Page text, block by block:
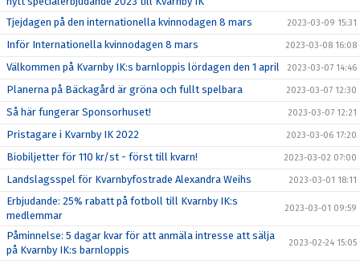
Tjejdagen på den internationella kvinnodagen 8 mars 2023-03-09 15:31
Inför Internationella kvinnodagen 8 mars 2023-03-08 16:08
Välkommen på Kvarnby IK:s barnloppis lördagen den 1 april 2023-03-07 14:46
Planerna på Bäckagård är gröna och fullt spelbara 2023-03-07 12:30
Så här fungerar Sponsorhuset! 2023-03-07 12:21
Pristagare i Kvarnby IK 2022 2023-03-06 17:20
Biobiljetter för 110 kr/st - först till kvarn! 2023-03-02 07:00
Landslagsspel för Kvarnbyfostrade Alexandra Weihs 2023-03-01 18:11
Erbjudande: 25% rabatt på fotboll till Kvarnby IK:s
medlemmar
2023-03-01 09:59
Påminnelse: 5 dagar kvar för att anmäla intresse att sälja
på Kvarnby IK:s barnloppis
2023-02-24 15:05